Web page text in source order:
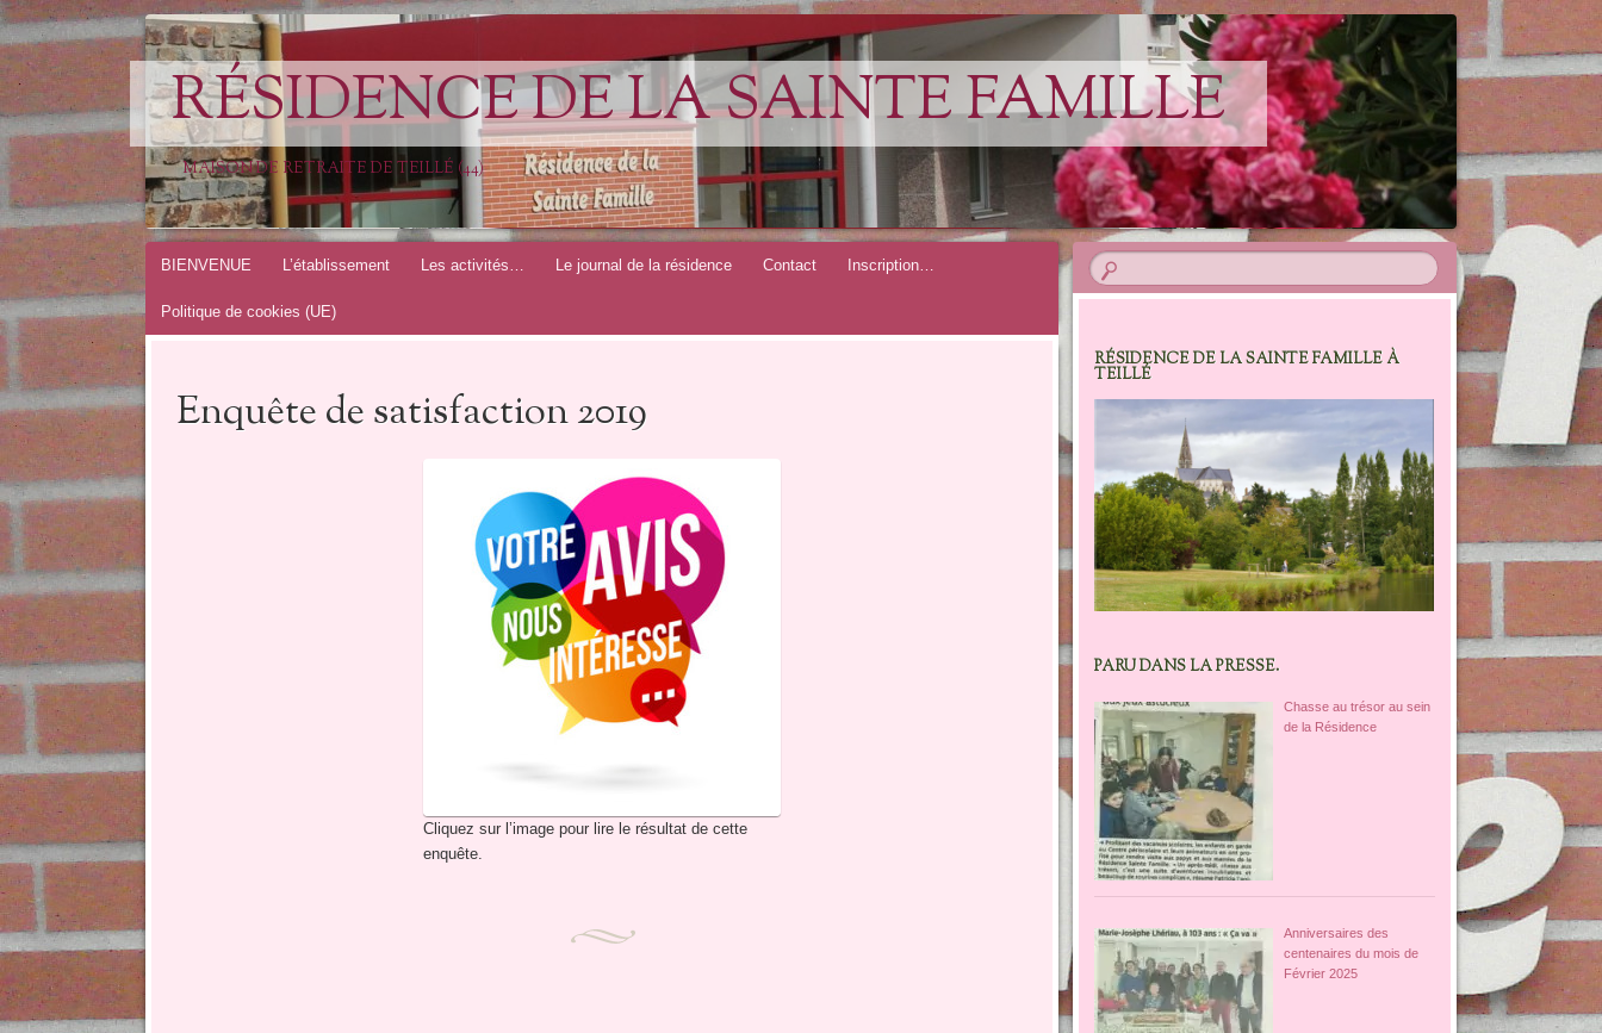
RÉSIDENCE DE LA SAINTE FAMILLE
MAISON DE RETRAITE DE TEILLÉ (44)
Aller
contenu
BIENVENUE L’établissement Les activités… Le journal de la résidence Contact Inscription…
Politique de cookies (UE)
Enquête de satisfaction 2019
Cliquez sur l’image pour lire le résultat de cette
enquête.
RÉSIDENCE DE LA SAINTE FAMILLE À
TEILLÉ
PARU DANS LA PRESSE.
Chasse au trésor au sein
de la Résidence
Anniversaires des
centenaires du mois de
Février 2025